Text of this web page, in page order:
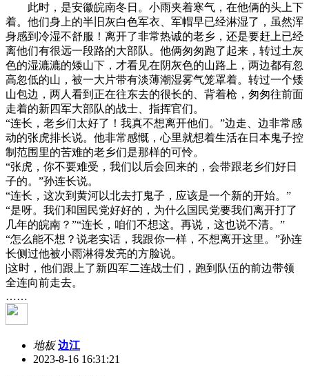
此时，是安徽皖南冬日。小雨夹着寒气，在他俩的头上下
着。他们身上的半旧灰白色军衣、军帽早已经淋湿了，虽然浑
身感到冷湿不舒服！离开了非常热诚的老乡，还是要赶上已经
离他们有很远一段路的大部队。他俩匆匆跑了起来，转过土灰
色的湿漉漉的矮山下，才看见在阴灰色的山路上，两边都有忽
高忽低的山，被一大片带有淡薄潮湿雾气笼罩着。转过一个矮
山包边，两人看到正在往东去的很长的、背着枪，匆匆往前面
走着的新四军大部队的战士、指挥官们。
“连长，老乡们太好了！我真不想离开他们。”边走、边非常感
动的张虎排长说。他非常感慨，心里就想着生活在日本鬼子控
制范围里的苦难的老乡们是那样的可怜。
“张虎，你不要难受，我们以后会回来的，会带跟老乡们好日
子的。”孙连长说。
“连长，这次到黄河以北去打鬼子，应该是一个新的开始。”
“是呀。我们和国民党好好的，为什么国民党要我们离开打了
几年的皖南？”“连长，咱们不想这。再说，这也说不清。”
“怎么能不想？说老实话，我跟你一样，不想离开这里。”孙连
长侧过他被小雨淋得发亮的方脸说。
|这时，他们跟上了新四军二连战士们，跑到队伍的前边带领
全连向前走去。
……
地板 边江
2023-8-16 16:31:21